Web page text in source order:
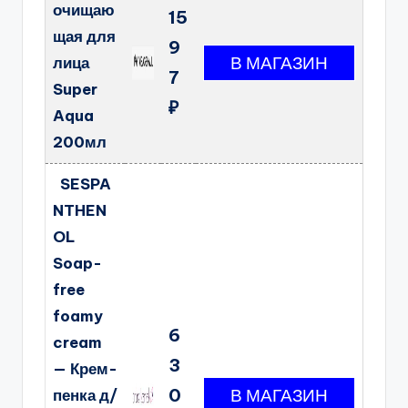
очищаю
щая для
лица
Super
Aqua
200мл
15
9
7
₽
SESPA
NTHEN
OL
Soap-
free
foamy
cream
— Крем-
пенка д/
6
3
0